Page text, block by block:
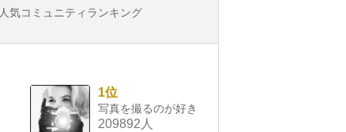
人気コミュニティランキング
1位
写真を撮るのが好き
209892人